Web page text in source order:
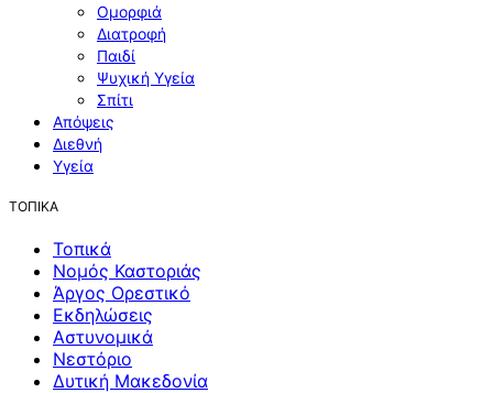
Ομορφιά
Διατροφή
Παιδί
Ψυχική Υγεία
Σπίτι
Απόψεις
Διεθνή
Υγεία
ΤΟΠΙΚΑ
Τοπικά
Νομός Καστοριάς
Άργος Ορεστικό
Εκδηλώσεις
Αστυνομικά
Νεστόριο
Δυτική Μακεδονία